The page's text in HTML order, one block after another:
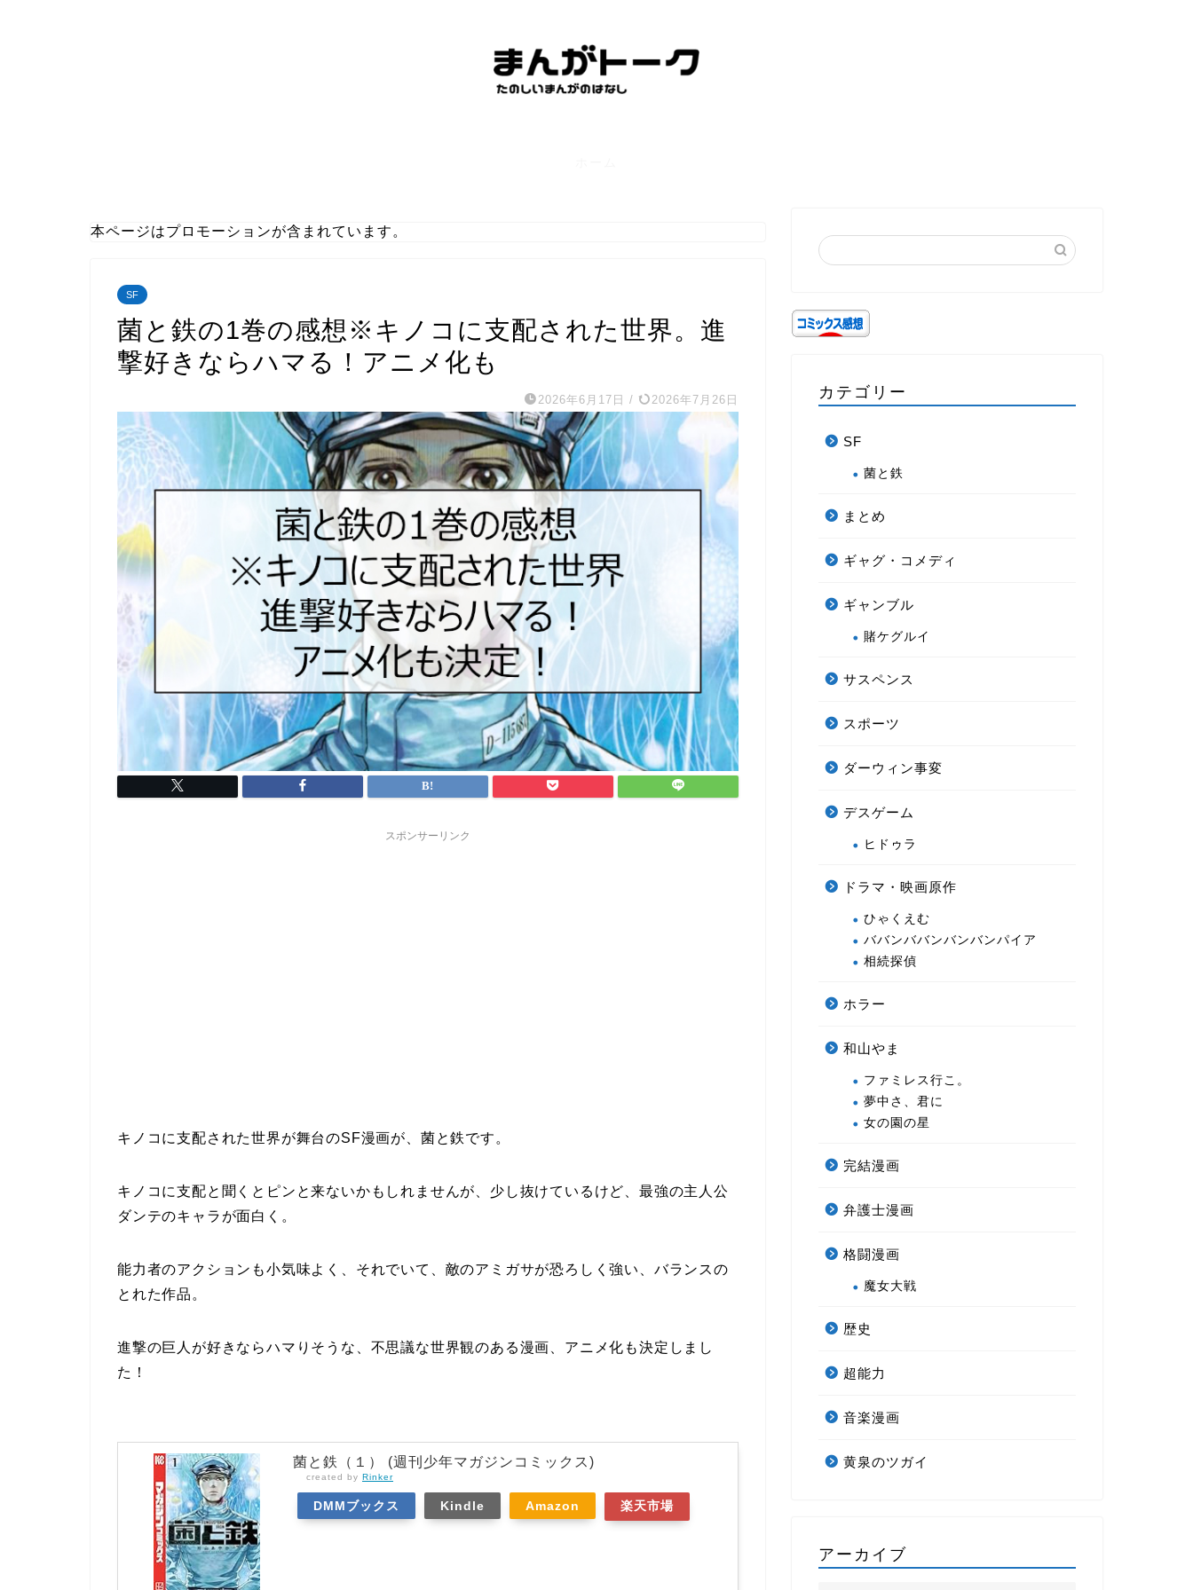
本ページはプロモーションが含まれています。
SF
菌と鉄の1巻の感想※キノコに支配された世界。進
撃好きならハマる！アニメ化も
2026年6月17日 / 2026年7月26日
スポンサーリンク
キノコに支配された世界が舞台のSF漫画が、菌と鉄です。
キノコに支配と聞くとピンと来ないかもしれませんが、少し抜けているけど、最強の主人公
ダンテのキャラが面白く。
能力者のアクションも小気味よく、それでいて、敵のアミガサが恐ろしく強い、バランスの
とれた作品。
進撃の巨人が好きならハマりそうな、不思議な世界観のある漫画、アニメ化も決定しまし
た！
菌と鉄（１） (週刊少年マガジンコミックス)
created by Rinker
DMMブックス Kindle Amazon 楽天市場
カテゴリー
SF
菌と鉄
まとめ
ギャグ・コメディ
ギャンブル
賭ケグルイ
サスペンス
スポーツ
ダーウィン事変
デスゲーム
ヒドゥラ
ドラマ・映画原作
ひゃくえむ
ババンババンバンバンパイア
相続探偵
ホラー
和山やま
ファミレス行こ。
夢中さ、君に
女の園の星
完結漫画
弁護士漫画
格闘漫画
魔女大戦
歴史
超能力
音楽漫画
黄泉のツガイ
アーカイブ